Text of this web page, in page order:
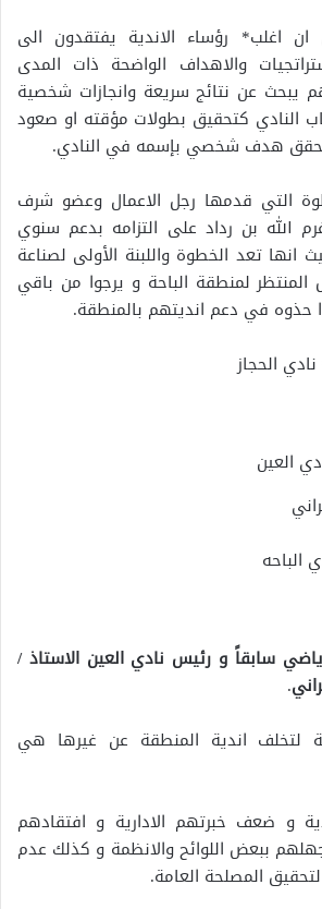
ان اغلب* رؤساء الاندية يفتقدون الى
والاهداف الواضحة ذات المدى
يبحث عن نتائج سريعة وانجازات شخصية
النادي كتحقيق بطولات مؤقته او صعود
هدف شخصي بإسمه في النادي.
التي قدمها رجل الاعمال وعضو شرف
الله بن رداد على التزامه بدعم سنوي
انها تعد الخطوة واللبنة الأولى لصناعة
لمنطقة الباحة و يرجوا من باقي
حذوه في دعم انديتهم بالمنطقة.
سابقاً و رئيس نادي العين الاستاذ /
.
لتخلف اندية المنطقة عن غيرها هي
و ضعف خبرتهم الادارية و افتقادهم
ببعض اللوائح والانظمة و كذلك عدم
المصلحة العامة.